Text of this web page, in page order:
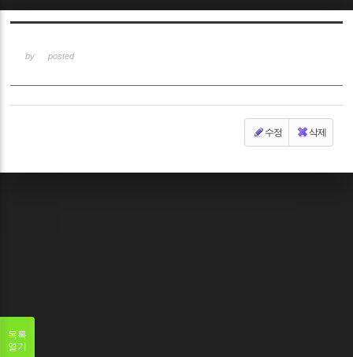
by posted
수정 삭제
목록
열기
Sketchbook5, 스케치북5
Sketchbook5, 스케치북5